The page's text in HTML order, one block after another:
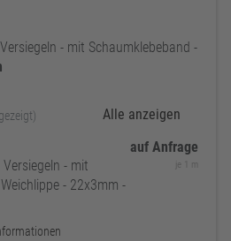
- mit Schaumklebeband -
Alle anzeigen
- mit
- 22x3mm -
auf Anfrage
je 1 m